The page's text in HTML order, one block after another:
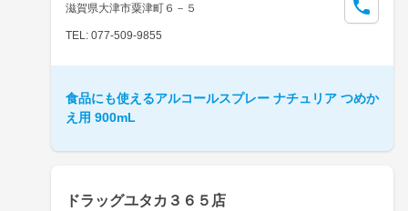
滋賀県大津市粟津町６－５
TEL: 077-509-9855
食品にも使えるアルコールスプレー ナチュリア つめか
え用 900mL
ドラッグユタカ３６５店